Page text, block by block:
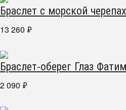
Браслет с морской
13 260 ₽
Браслет-оберег Глаз
2 090 ₽